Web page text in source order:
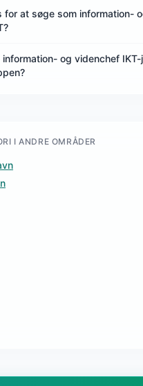
at søge som information-
information- og videnchef IKT-
I ANDRE OMRÅDER